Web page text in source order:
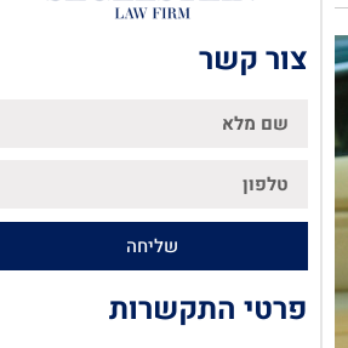
צור קשר
שליחה
פרטי התקשרות